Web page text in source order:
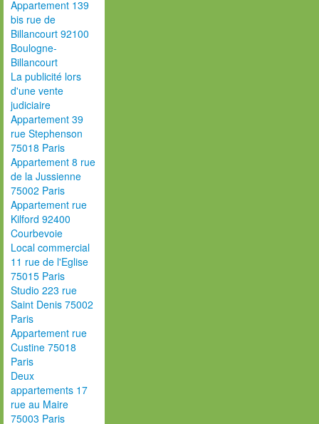
Appartement 139
bis rue de
Billancourt 92100
Boulogne-
Billancourt
La publicité lors
d'une vente
judiciaire
Appartement 39
rue Stephenson
75018 Paris
Appartement 8 rue
de la Jussienne
75002 Paris
Appartement rue
Kilford 92400
Courbevoie
Local commercial
11 rue de l'Eglise
75015 Paris
Studio 223 rue
Saint Denis 75002
Paris
Appartement rue
Custine 75018
Paris
Deux
appartements 17
rue au Maire
75003 Paris